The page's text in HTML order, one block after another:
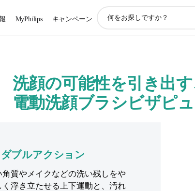
MyPhilips キャンペーン
ー
ト
検
索
洗顔の可能性を引き出
電動洗顔ブラシビザピ
ダブルアクション
角質やメイクなどの洗い残しをや
く浮き立たせる上下運動と、汚れ